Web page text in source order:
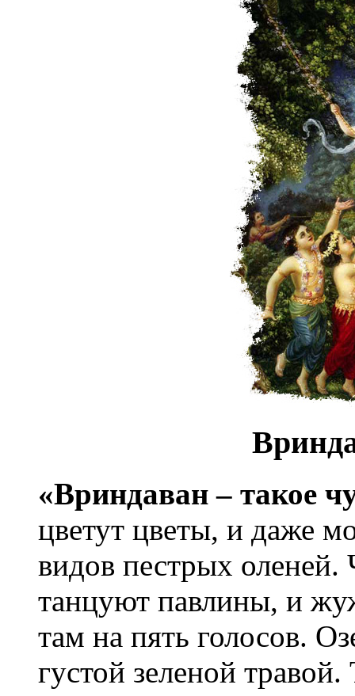
«Вриндаван – такое
цветут цветы, и даже
видов пестрых
танцуют павлины, и
там на пять голосов.
густой зеленой